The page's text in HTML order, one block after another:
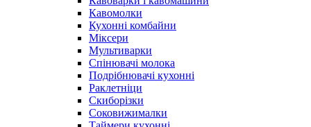
Кавомолки
Кухонні комбайни
Міксери
Мультиварки
Спінювачі молока
Подрібнювачі кухонні
Раклетніци
Скиборізки
Соковижималки